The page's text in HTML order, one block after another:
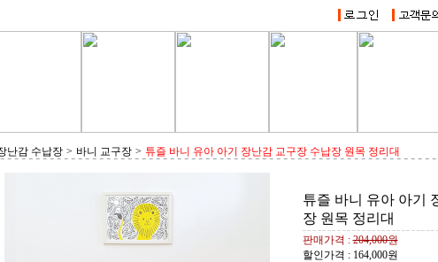
난감 수납장 > 바니 교구장 > 튜즐 바니 유아 아기 장난감 교구장 수납장 원목 정리대
튜즐 바니 유아 아기
장 원목 정리대
판매가격 :204,000원
할인가격 : 164,000원